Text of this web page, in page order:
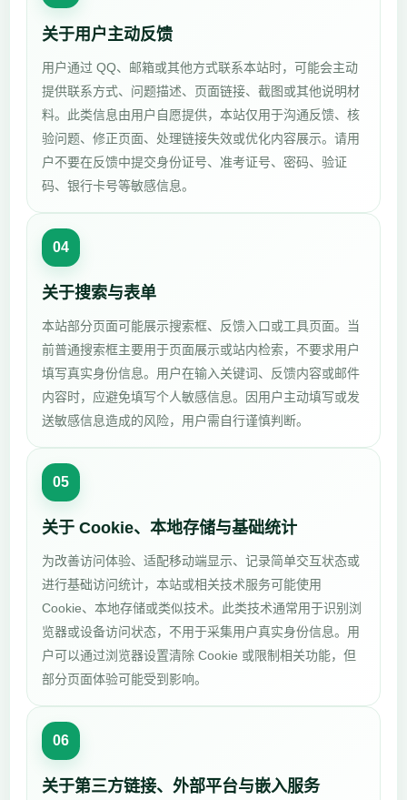
关于用户主动反馈
用户通过 QQ、邮箱或其他方式联系本站时，可能会主动
提供联系方式、问题描述、页面链接、截图或其他说明材
料。此类信息由用户自愿提供，本站仅用于沟通反馈、核
验问题、修正页面、处理链接失效或优化内容展示。请用
户不要在反馈中提交身份证号、准考证号、密码、验证
码、银行卡号等敏感信息。
04
关于搜索与表单
本站部分页面可能展示搜索框、反馈入口或工具页面。当
前普通搜索框主要用于页面展示或站内检索，不要求用户
填写真实身份信息。用户在输入关键词、反馈内容或邮件
内容时，应避免填写个人敏感信息。因用户主动填写或发
送敏感信息造成的风险，用户需自行谨慎判断。
05
关于 Cookie、本地存储与基础统计
为改善访问体验、适配移动端显示、记录简单交互状态或
进行基础访问统计，本站或相关技术服务可能使用
Cookie、本地存储或类似技术。此类技术通常用于识别浏
览器或设备访问状态，不用于采集用户真实身份信息。用
户可以通过浏览器设置清除 Cookie 或限制相关功能，但
部分页面体验可能受到影响。
06
关于第三方链接、外部平台与嵌入服务